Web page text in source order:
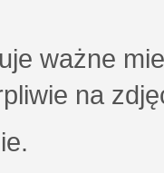
ważne
na